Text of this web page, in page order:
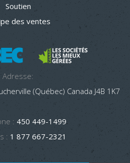
Soutien
des ventes
Adresse:
(Québec) Canada J4B 1K7
: 450 449-1499
: 1 877 667-2321